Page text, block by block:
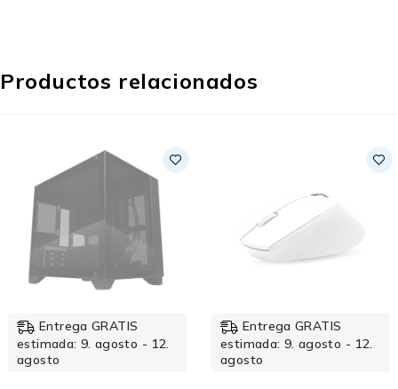
Productos relacionados
Entrega GRATIS
estimada: 9. agosto - 12.
agosto
Entrega GRATIS
estimada: 9. agosto - 12.
agosto